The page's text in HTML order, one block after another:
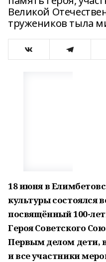
Великой
тружеников тыла
18 июня в
культуры состоялся
посвящённый 100-
Героя Советского
Первым делом дети,
и все участники